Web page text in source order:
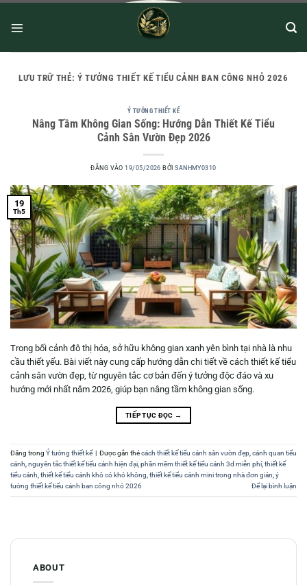
LƯU TRỮ THẺ: Ý TƯỞNG THIẾT KẾ TIỂU CẢNH BAN CÔNG NHỎ 2026
Ý TƯỞNG THIẾT KẾ
Nâng Tầm Không Gian Sống: Hướng Dẫn Thiết Kế Tiểu
Cảnh Sân Vườn Đẹp 2026
ĐĂNG VÀO19/05/2026 BỞISANHMY0310
19
Th5
Trong bối cảnh đô thị hóa, sở hữu không gian xanh yên bình tại nhà là nhu
cầu thiết yếu. Bài viết này cung cấp hướng dẫn chi tiết về cách thiết kế tiểu
cảnh sân vườn đẹp, từ nguyên tắc cơ bản đến ý tưởng độc đáo và xu
hướng mới nhất năm 2026, giúp bạn nâng tầm không gian sống.
TIẾP TỤC ĐỌC →
Đăng trong Ý tưởng thiết kế | Được gắn thẻcách thiết kế tiểu cảnh sân vườn đẹp,cảnh quan tiểu
cảnh,nguyên tắc thiết kế tiểu cảnh hiện đại,phần mềm thiết kế tiểu cảnh 3d miễn phí,thiết kế
tiểu cảnh,thiết kế tiểu cảnh khô có khó không,thiết kế tiểu cảnh mini trong nhà đơn giản,ý
tưởng thiết kế tiểu cảnh ban công nhỏ 2026
Để lại bình luận
ABOUT